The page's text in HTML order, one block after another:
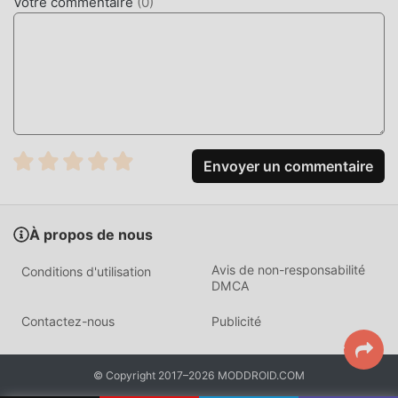
vous attendent pour jouer, qu'attendez-vous, téléchargez-
Envoyer un commentaire
À propos de nous
Conditions d'utilisation
Avis de non-responsabilité
DMCA
Contactez-nous Publicité
© Copyright 2017–2026 MODDROID.COM